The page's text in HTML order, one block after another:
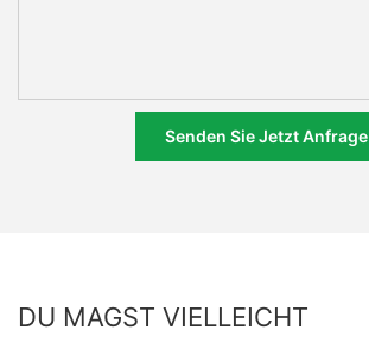
Senden Sie Jetzt Anfrage
DU MAGST VIELLEICHT